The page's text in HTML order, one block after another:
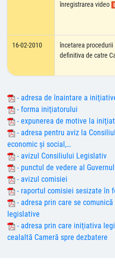
înregistrarea video
16-02-2010
încetarea
definitiva de catre
- adresa de înaintare a
- forma iniţiatorului
- expunerea de motive la
- adresa pentru aviz la
economic şi social,…
- avizul Consiliului Legislativ
- punctul de vedere al
- avizul comisiei
- raportul comisiei sesizate în
- adresa prin care se
legislative
- adresa prin care iniţiativa
cealaltă Cameră spre dezbatere